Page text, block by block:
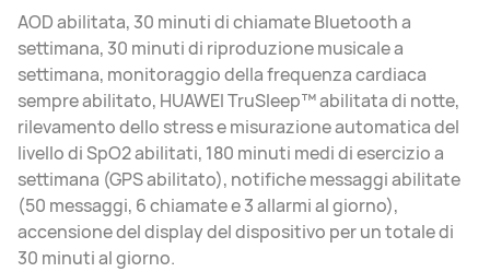
AOD abilitata, 30 minuti di chiamate Bluetooth a
settimana, 30 minuti di riproduzione musicale a
settimana, monitoraggio della frequenza cardiaca
sempre abilitato, HUAWEI TruSleep™ abilitata di notte,
rilevamento dello stress e misurazione automatica del
livello di SpO2 abilitati, 180 minuti medi di esercizio a
settimana (GPS abilitato), notifiche messaggi abilitate
(50 messaggi, 6 chiamate e 3 allarmi al giorno),
accensione del display del dispositivo per un totale di
30 minuti al giorno.